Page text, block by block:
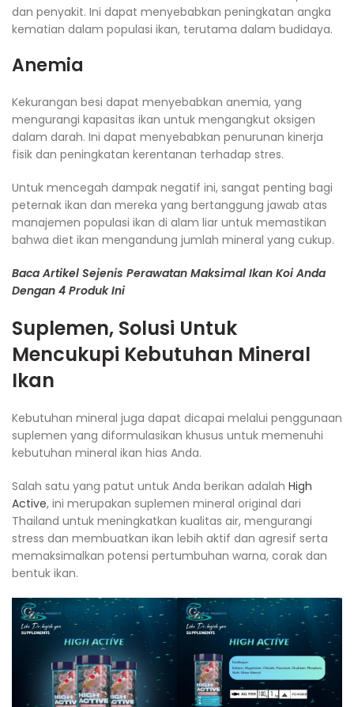
dan penyakit. Ini dapat menyebabkan peningkatan angka
kematian dalam populasi ikan, terutama dalam budidaya.
Anemia
Kekurangan besi dapat menyebabkan anemia, yang
mengurangi kapasitas ikan untuk mengangkut oksigen
dalam darah. Ini dapat menyebabkan penurunan kinerja
fisik dan peningkatan kerentanan terhadap stres.
Untuk mencegah dampak negatif ini, sangat penting bagi
peternak ikan dan mereka yang bertanggung jawab atas
manajemen populasi ikan di alam liar untuk memastikan
bahwa diet ikan mengandung jumlah mineral yang cukup.
Baca Artikel Sejenis Perawatan Maksimal Ikan Koi Anda
Dengan 4 Produk Ini
Suplemen, Solusi Untuk
Mencukupi Kebutuhan Mineral
Ikan
Kebutuhan mineral juga dapat dicapai melalui penggunaan
suplemen yang diformulasikan khusus untuk memenuhi
kebutuhan mineral ikan hias Anda.
Salah satu yang patut untuk Anda berikan adalah High
Active, ini merupakan suplemen mineral original dari
Thailand untuk meningkatkan kualitas air, mengurangi
stress dan membuatkan ikan lebih aktif dan agresif serta
memaksimalkan potensi pertumbuhan warna, corak dan
bentuk ikan.